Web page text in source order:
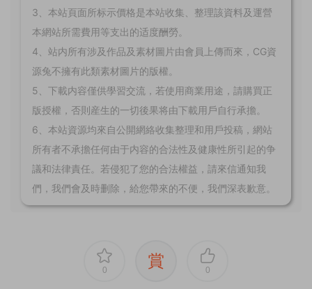
3、本站頁面所标示價格是本站收集、整理該資料及運營
本網站所需費用等支出的适度酬勞。
4、站内所有涉及作品及素材圖片由會員上傳而來，CG資
源兔不擁有此類素材圖片的版權。
5、下載内容僅供學習交流，若使用商業用途，請購買正
版授權，否則産生的一切後果将由下載用戶自行承擔。
6、本站資源均來自公開網絡收集整理和用戶投稿，網站
所有者不承擔任何由于内容的合法性及健康性所引起的争
議和法律責任。若侵犯了您的合法權益，請來信通知我
們，我們會及時删除，給您帶來的不便，我們深表歉意。
0 賞 0